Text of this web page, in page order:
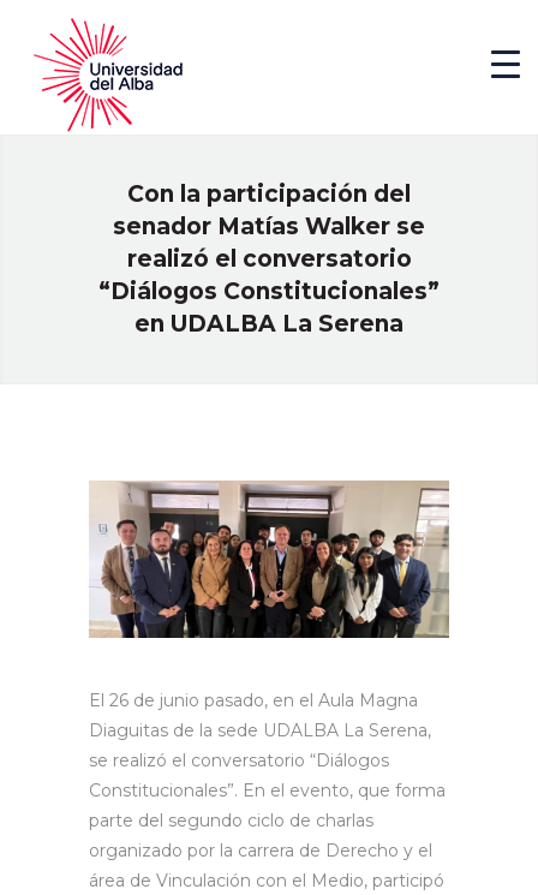
Con la participación del
senador Matías Walker se
realizó el conversatorio
“Diálogos Constitucionales”
en UDALBA La Serena
El 26 de junio pasado, en el Aula Magna
Diaguitas de la sede UDALBA La Serena,
se realizó el conversatorio “Diálogos
Constitucionales”. En el evento, que forma
parte del segundo ciclo de charlas
organizado por la carrera de Derecho y el
área de Vinculación con el Medio, participó